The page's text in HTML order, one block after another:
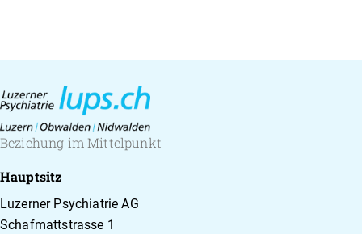
Beziehung im Mittelpunkt
Hauptsitz
Luzerner Psychiatrie AG
Schafmattstrasse 1